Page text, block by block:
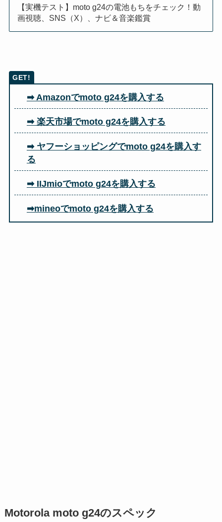
【実機テスト】moto g24の電池もちをチェック！動
画視聴、SNS（X）、ナビ＆音楽鑑賞
➡ Amazonでmoto g24を購入する
➡ 楽天市場でmoto g24を購入する
➡ ヤフーショッピングでmoto g24を購入す
る
➡ IIJmioでmoto g24を購入する
➡mineoでmoto g24を購入する
Motorola moto g24のスペック